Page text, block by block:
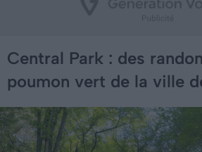
Central Park : des
poumon vert de la ville